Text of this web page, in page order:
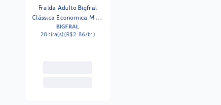
Fralda Adulto Bigfral
Clássica Economica M 28
Unidades
BIGFRAL
28 tira(s) (R$2.86/tr.)